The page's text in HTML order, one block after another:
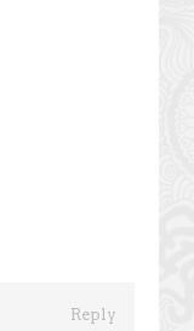
Reply